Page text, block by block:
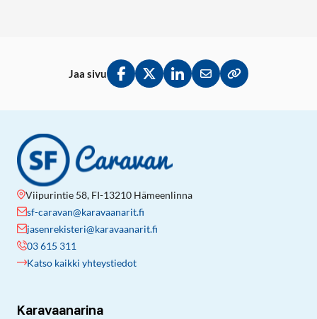
Jaa sivu
Jaa Facebookissa
Jaa Twitterissä
Jaa LinkedInissä
Jaa sähköpostitse
Kopioi linkki
Viipurintie 58, FI-13210 Hämeenlinna
sf-caravan@karavaanarit.fi
jasenrekisteri@karavaanarit.fi
03 615 311
Katso kaikki yhteystiedot
Karavaanarina